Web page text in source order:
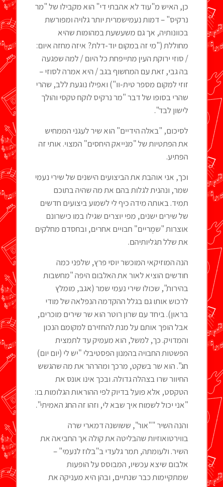
כן, האיש מ"עוד לא אהבתי די" הוא מקבילו של "מר
נרקיס" – דמות נעמישמרית יותר גלויה ומפורשת
בכוונותיה, אך גם משעשעת במהומות שהיא
מחוללת ("מי זה במקום יוד-דלת? איזה מחזה איום:
/ סוזי ירוקת העין מתייפחת כל היום / למה שפגעה
בה גבי, זאת עם המחשוף בגב / היא אמרה לסוזי –
זוזי למקום מספר טית-וו") ואפילו נוגעת ללב, שהרי
שהרי בסופו של דבר "מר נרקיס לוקח טקסי והולך
לישון לבד".
לסיכום, "באלה הידיים" הוא שיר לעגני הממחיש
את הפתטיות של "מנייאק היחסים" המצוי. אותי זה
הפתיע.
וכך, אני אוהבת את הביצועים הישנים של שירי נעמי
שמר, ונהנית לגלות בהם את מה שהיה בתוכם
תמיד. באותה מידה כיף לי לשמוע ביצועים חדשים
של שירים ישנים, מפי יוצרים שגילו במו כישרונם
אוצרות "שמֶריים" חבויים אחרים, ובחסדם מחלקים
את שלל תגליותיהם.
הנה המוזיקאי המוכשר יוסי פרץ, שלפני כמה
חודשים הוציא לאור את האלבום היפה "מחשבות
בהירות", שכולו שירי נעמי שמר (אגב, מומלץ
לרכוש אותו גם בגלל ההקדמה הנפלאה של מודי
בראון). ביחד עם שרון רוטר הוא שר שירים מוכרים,
אבל הופך אותם על מנת להחזירם למקומם הנכון
והמדויק. כך, למשל, הוא מעמיק עד לתמצית
הפשטות החבויה בהמנון הפסטיבלי "יש לי (יום יום)
חג". הוא שר בשקט, מרכך ומהרהר את מה שהגשש
החיוור שרו בצהלה גדולה. ובכך אינו אונס את
הטקסט, אלא פועל בדיוק לפי ההוראות הגלומות בו:
"אני יכול לשמוח איך שבא לי, וזהו זה החג האמיתי".
והנה השיר ""אור", ששושנה דמארי שרה
בווירטואוזיות שהבליטה את קולה אך החביאה את
השיר. ולעומתה, תמר גלעדי ב"בלוז לנעמי" –
אלבום שיצא עכשיו, המבוסס על הופעות
שמתקיימות כבר שנתיים, ובהן היא מעניקה את